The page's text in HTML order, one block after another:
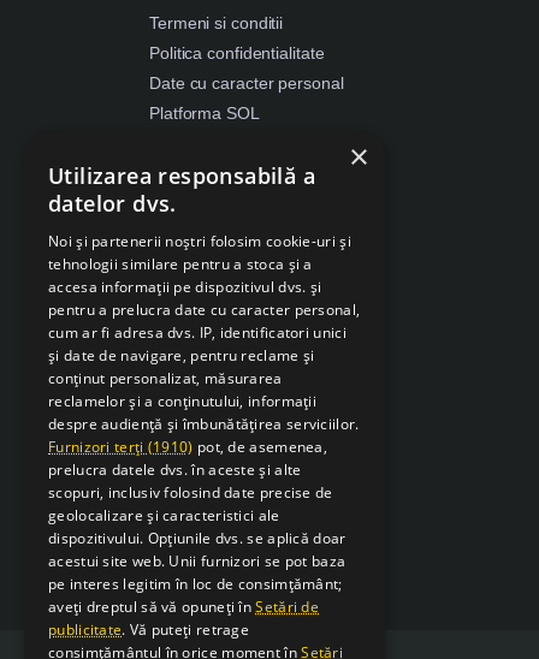
Termeni si conditii
Politica confidentialitate
Date cu caracter personal
Platforma SOL
Despre Cookies
Retragere din contract
×
Utilizarea responsabilă a
datelor dvs.
Noi și partenerii noștri folosim cookie-uri și
tehnologii similare pentru a stoca și a
accesa informații pe dispozitivul dvs. și
pentru a prelucra date cu caracter personal,
cum ar fi adresa dvs. IP, identificatori unici
și date de navigare, pentru reclame și
conținut personalizat, măsurarea
reclamelor și a conținutului, informații
despre audiență și îmbunătățirea serviciilor.
Furnizori terți (1910) pot, de asemenea,
prelucra datele dvs. în aceste și alte
scopuri, inclusiv folosind date precise de
geolocalizare și caracteristici ale
dispozitivului. Opțiunile dvs. se aplică doar
acestui site web. Unii furnizori se pot baza
pe interes legitim în loc de consimțământ;
aveți dreptul să vă opuneți înSetări de
publicitate. Vă puteți retrage
consimțământul în orice moment înSetări